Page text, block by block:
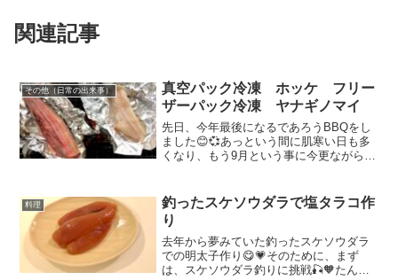
関連記事
その他（日常の出来事）
真空パック冷凍 ホッケ フリー
ザーパック冷凍 ヤナギノマイ
先日、今年最後になるであろうBBQをし
ました😊💞あっという間に肌寒い日も多
くなり、もう9月という事に今更ながらび
😨💓今までのBBQでは、マグロ、タラ、
ブリ、ソイ、ヤナギ...
料理
釣ったスケソウダラで塩タラコ作
り
去年から夢みていた釣ったスケソウダラ
での明太子作り😋💗そのために、まず
は、スケソウダラ釣りに挑戦🎣🧡たんま